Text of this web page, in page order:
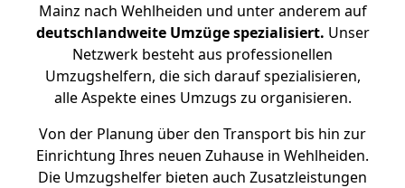
Mainz nach Wehlheiden und unter anderem auf
deutschlandweite Umzüge spezialisiert. Unser
Netzwerk besteht aus professionellen
Umzugshelfern, die sich darauf spezialisieren,
alle Aspekte eines Umzugs zu organisieren.
Von der Planung über den Transport bis hin zur
Einrichtung Ihres neuen Zuhause in Wehlheiden.
Die Umzugshelfer bieten auch Zusatzleistungen